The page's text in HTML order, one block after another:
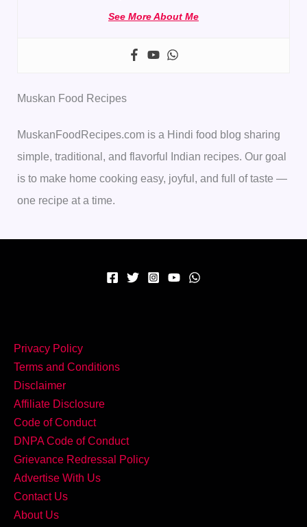
See More About Me
Muskan Food Recipes
MuskanFoodRecipes.com is a Hindi food blog sharing
simple, traditional, and flavorful Indian recipes. Our goal
is to make home cooking easy, joyful, and full of taste —
one recipe at a time.
Privacy Policy
Terms and Conditions
Disclaimer
Affiliate Disclosure
Code of Conduct
DNPA Code of Conduct
Grievance Redressal Policy
Advertise With Us
Contact Us
About Us